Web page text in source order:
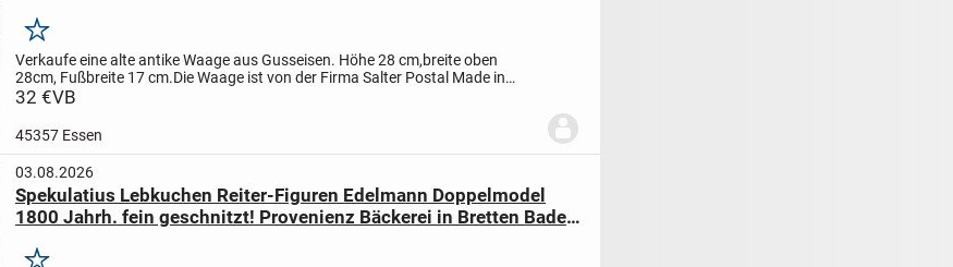
Merken
Verkaufe eine alte antike Waage aus Gusseisen. Höhe 28 cm,breite oben
28cm, Fußbreite 17 cm.Die Waage ist von der Firma Salter Postal Made in
England. Kann gegen Gebühr auch versand werden,
32 €VB
45357 Essen
03.08.2026
Spekulatius Lebkuchen Reiter-Figuren Edelmann Doppelmodel
1800 Jahrh. fein geschnitzt! Provenienz Bäckerei in Bretten Baden
Besitzermonogramm R